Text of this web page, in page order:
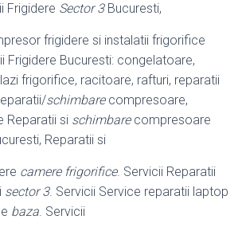
Frigidere Sector 3Bucuresti,
frigidere si instalatii frigorifice
Frigidere Bucuresti: congelatoare,
frigorifice, racitoare, rafturi, reparatii
schimbarecompresoare,
Reparatii si schimbarecompresoare
Reparatii si
camere frigorifice. Servicii Reparatii
sector 3. Servicii Service reparatii laptop
baza. Servicii